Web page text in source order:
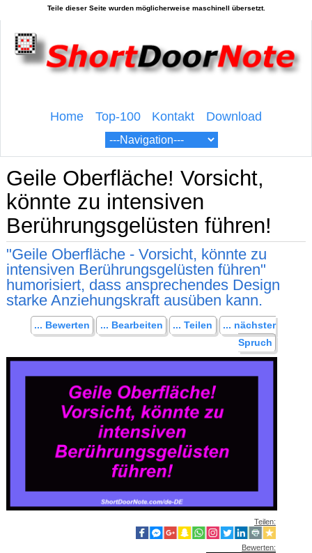
Home Top-100 Kontakt Download
Geile Oberfläche! Vorsicht,
könnte zu intensiven
Berührungsgelüsten führen!
"Geile Oberfläche - Vorsicht, könnte zu
intensiven Berührungsgelüsten führen"
humorisiert, dass ansprechendes Design
starke Anziehungskraft ausüben kann.
... Bewerten ... Bearbeiten ... Teilen
... nächster
Spruch
Teilen:
Bewerten: